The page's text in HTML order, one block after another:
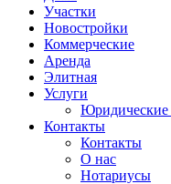
Участки
Новостройки
Коммерческие
Аренда
Элитная
Услуги
Юридические
Контакты
Контакты
О нас
Нотариусы